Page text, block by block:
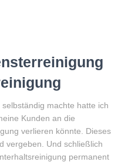
machte hatte ich
Kunden an die
verlieren könnte. Dieses
vergeben. Und schließlich
permanent